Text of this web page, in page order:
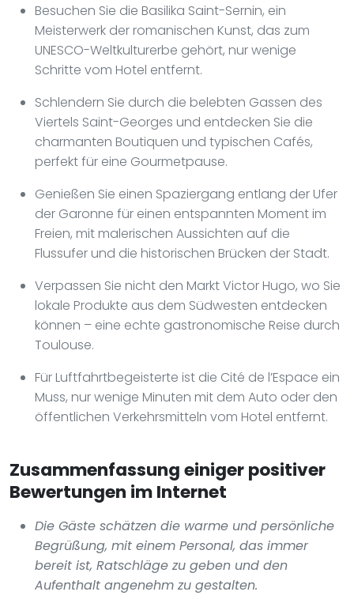
Besuchen Sie die Basilika Saint-Sernin, ein
Meisterwerk der romanischen Kunst, das zum
UNESCO-Weltkulturerbe gehört, nur wenige
Schritte vom Hotel entfernt.
Schlendern Sie durch die belebten Gassen des
Viertels Saint-Georges und entdecken Sie die
charmanten Boutiquen und typischen Cafés,
perfekt für eine Gourmetpause.
Genießen Sie einen Spaziergang entlang der Ufer
der Garonne für einen entspannten Moment im
Freien, mit malerischen Aussichten auf die
Flussufer und die historischen Brücken der Stadt.
Verpassen Sie nicht den Markt Victor Hugo, wo Sie
lokale Produkte aus dem Südwesten entdecken
können – eine echte gastronomische Reise durch
Toulouse.
Für Luftfahrtbegeisterte ist die Cité de l’Espace ein
Muss, nur wenige Minuten mit dem Auto oder den
öffentlichen Verkehrsmitteln vom Hotel entfernt.
Zusammenfassung einiger positiver
Bewertungen im Internet
Die Gäste schätzen die warme und persönliche
Begrüßung, mit einem Personal, das immer
bereit ist, Ratschläge zu geben und den
Aufenthalt angenehm zu gestalten.